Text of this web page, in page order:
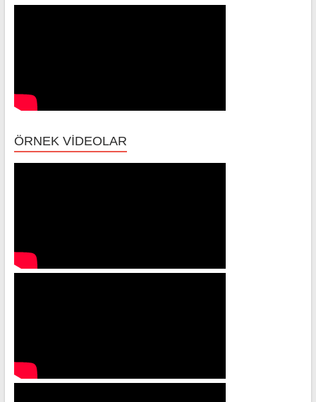
ÖRNEK VİDEOLAR